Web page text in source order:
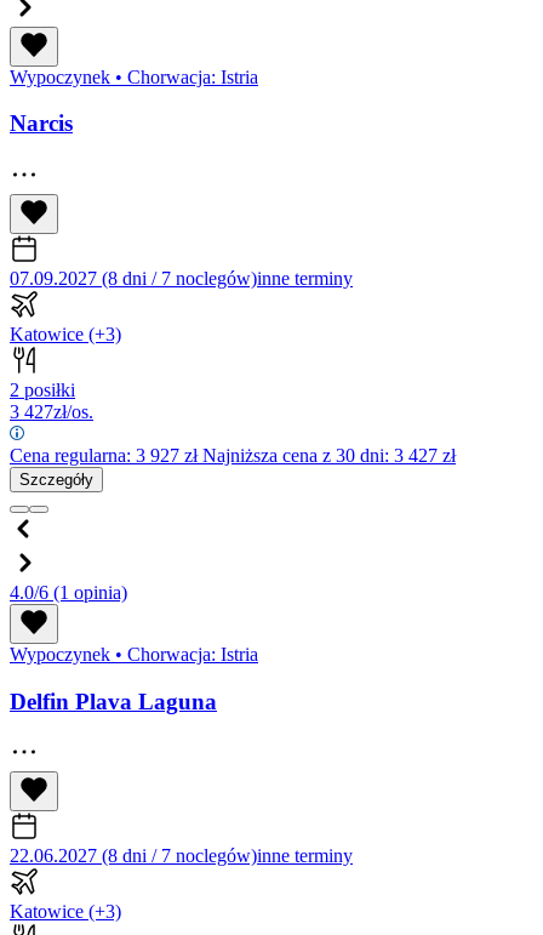
Wypoczynek • Chorwacja: Istria
Narcis
07.09.2027 (8 dni / 7 noclegów)inne terminy
Katowice (+3)
2 posiłki
3 427zł/os.
Cena regularna: 3 927 złNajniższa cena z 30 dni: 3 427 zł
Szczegóły
4.0/6 (1 opinia)
Wypoczynek • Chorwacja: Istria
Delfin Plava Laguna
22.06.2027 (8 dni / 7 noclegów)inne terminy
Katowice (+3)